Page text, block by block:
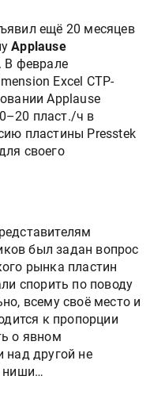
ещё 20 месяцев
Applause
В феврале
Excel CTP-
Applause
пласт./ч в
пластины Presstek
своего
был задан вопрос
рынка пластин
спорить по поводу
всему своё место и
к пропорции
о явном
над другой не
ниши…